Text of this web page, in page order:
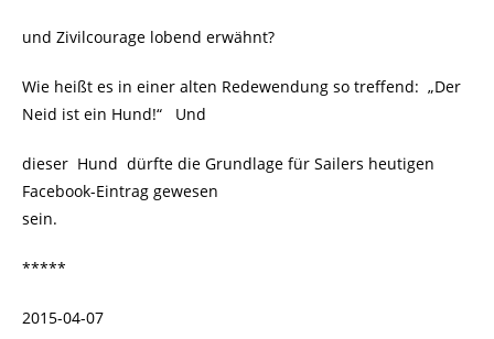
und Zivilcourage lobend erwähnt?
Wie heißt es in einer alten Redewendung so treffend: „Der
Neid ist ein Hund!“ Und
dieser Hund dürfte die Grundlage für Sailers heutigen
Facebook-Eintrag gewesen
sein.
*****
2015-04-07